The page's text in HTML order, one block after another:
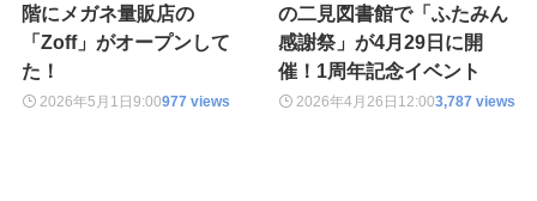
階にメガネ量販店の
「Zoff」がオープンして
た！
2026年5月1日9:00977 views
の二見図書館で「ふたみん
感謝祭」が4月29日に開
催！1周年記念イベント
2026年4月26日 12:003,787 views